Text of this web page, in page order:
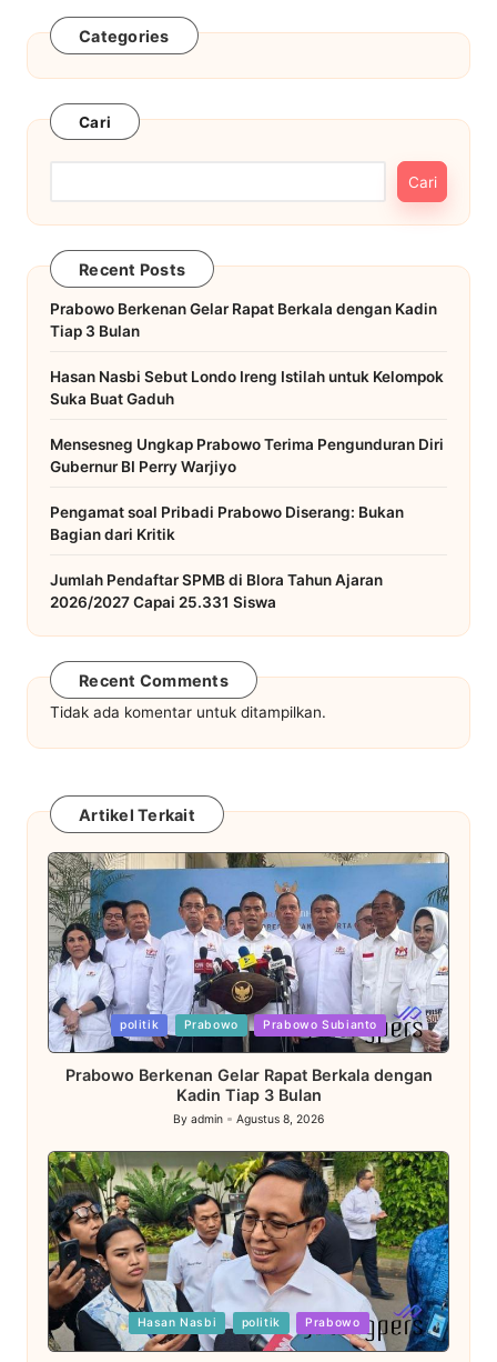
Categories
Cari
Cari
Recent Posts
Prabowo Berkenan Gelar Rapat Berkala dengan Kadin
Tiap 3 Bulan
Hasan Nasbi Sebut Londo Ireng Istilah untuk Kelompok
Suka Buat Gaduh
Mensesneg Ungkap Prabowo Terima Pengunduran Diri
Gubernur BI Perry Warjiyo
Pengamat soal Pribadi Prabowo Diserang: Bukan
Bagian dari Kritik
Jumlah Pendaftar SPMB di Blora Tahun Ajaran
2026/2027 Capai 25.331 Siswa
Recent Comments
Tidak ada komentar untuk ditampilkan.
Artikel Terkait
Posted
in
politik Prabowo Prabowo Subianto
Prabowo Berkenan Gelar Rapat Berkala dengan
Kadin Tiap 3 Bulan
Posted
By admin Agustus 8, 2026
Posted
in
Hasan Nasbi politik Prabowo